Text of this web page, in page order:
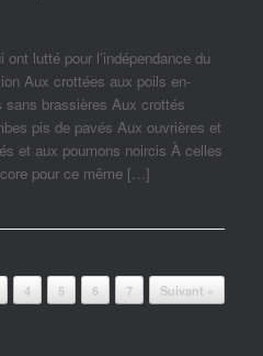
lutté pour l’indépendance du
Aux crottées aux poils en-
brassières Aux crottés
pis de pavés Aux ouvrières et
et aux poumons noircis À celles
pour ce même […]
4 5 6 7 Suivant »